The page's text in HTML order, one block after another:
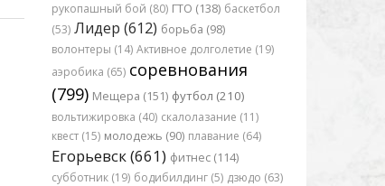
рукопашный бой (80) ГТО (138) баскетбол
(53) Лидер (612) борьба (98)
волонтеры (14) Активное долголетие (19)
аэробика (65) соревнования
(799) Мещера (151) футбол (210)
вольтижировка (40) скалолазание (11)
квест (15) молодежь (90) плавание (64)
Егорьевск (661) фитнес (114)
субботник (19) бодибилдинг (5) дзюдо (63)